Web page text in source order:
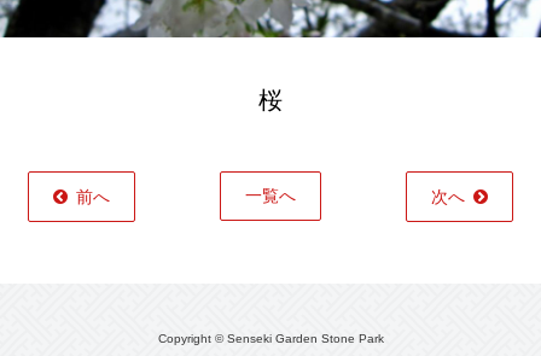
桜
前へ 一覧へ 次へ
Copyright © Senseki Garden Stone Park